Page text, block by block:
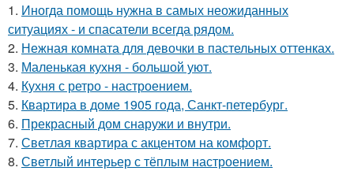
1. Иногда помощь нужна в самых неожиданных
ситуациях - и спасатели всегда рядом.
2. Нежная комната для девочки в пастельных оттенках.
3. Маленькая кухня - большой уют.
4. Кухня с ретро - настроением.
5. Квартира в доме 1905 года, Санкт-петербург.
6. Прекрасный дом снаружи и внутри.
7. Светлая квартира с акцентом на комфорт.
8. Светлый интерьер с тёплым настроением.